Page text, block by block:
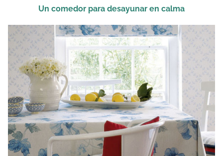
Un comedor para desayunar en calma